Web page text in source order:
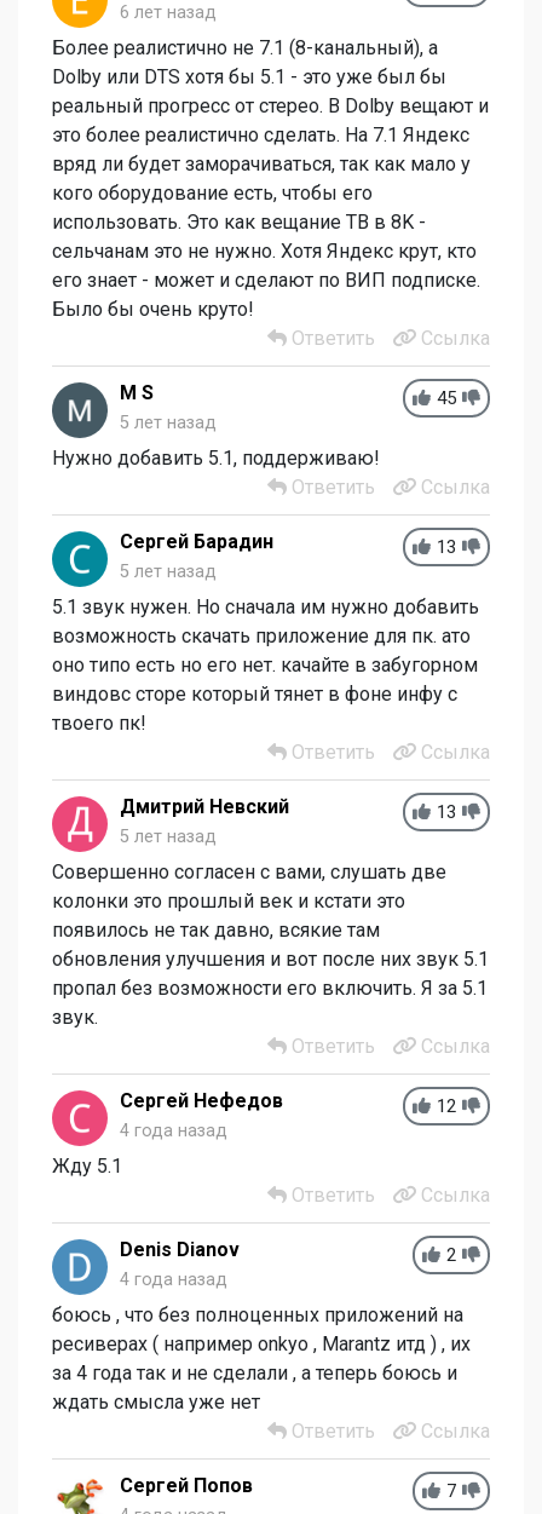
6 лет назад
Более реалистично не 7.1 (8-канальный), а
Dolby или DTS хотя бы 5.1 - это уже был бы
реальный прогресс от стерео. В Dolby вещают и
это более реалистично сделать. На 7.1 Яндекс
вряд ли будет заморачиваться, так как мало у
кого оборудование есть, чтобы его
использовать. Это как вещание ТВ в 8K -
сельчанам это не нужно. Хотя Яндекс крут, кто
его знает - может и сделают по ВИП подписке.
Было бы очень круто!
Ответить
Ссылка
45
M S
5 лет назад
Нужно добавить 5.1, поддерживаю!
Ответить
Ссылка
13
Сергей Барадин
5 лет назад
5.1 звук нужен. Но сначала им нужно добавить
возможность скачать приложение для пк. ато
оно типо есть но его нет. качайте в забугорном
виндовс сторе который тянет в фоне инфу с
твоего пк!
Ответить
Ссылка
13
Дмитрий Невский
5 лет назад
Совершенно согласен с вами, слушать две
колонки это прошлый век и кстати это
появилось не так давно, всякие там
обновления улучшения и вот после них звук 5.1
пропал без возможности его включить. Я за 5.1
звук.
Ответить
Ссылка
12
Сергей Нефедов
4 года назад
Жду 5.1
Ответить
Ссылка
2
Denis Dianov
4 года назад
боюсь , что без полноценных приложений на
ресиверах ( например onkyo , Marantz итд ) , их
за 4 года так и не сделали , а теперь боюсь и
ждать смысла уже нет
Ответить
Ссылка
7
Сергей Попов